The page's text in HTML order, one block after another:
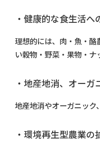
・健康的な食生活へ
理想的には、肉・魚・酪
い穀物・野菜・果物・ナ
・地産地消、オーガ
地産地消やオーガニック
・環境再生型農業の